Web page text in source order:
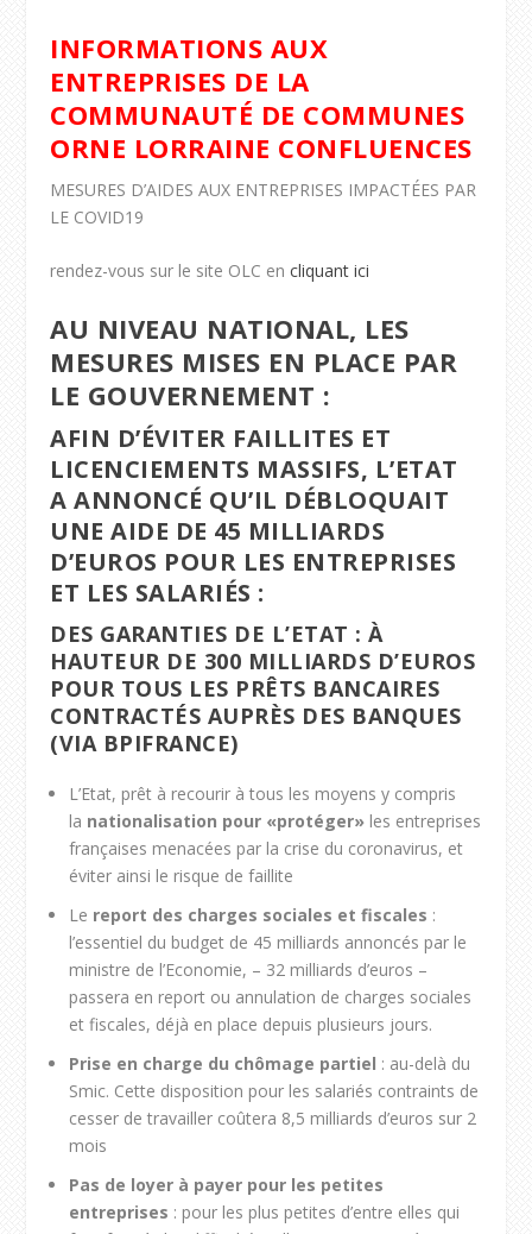
INFORMATIONS AUX
ENTREPRISES DE LA
COMMUNAUTÉ DE COMMUNES
ORNE LORRAINE CONFLUENCES
MESURES D’AIDES AUX ENTREPRISES IMPACTÉES PAR
LE COVID19
rendez-vous sur le site OLC encliquant ici
AU NIVEAU NATIONAL, LES
MESURES MISES EN PLACE PAR
LE GOUVERNEMENT :
AFIN D’ÉVITER FAILLITES ET
LICENCIEMENTS MASSIFS, L’ETAT
A ANNONCÉ QU’IL DÉBLOQUAIT
UNE AIDE DE 45 MILLIARDS
D’EUROS POUR LES ENTREPRISES
ET LES SALARIÉS :
DES GARANTIES DE L’ETAT : À
HAUTEUR DE 300 MILLIARDS D’EUROS
POUR TOUS LES PRÊTS BANCAIRES
CONTRACTÉS AUPRÈS DES BANQUES
(VIA BPIFRANCE)
L’Etat, prêt à recourir à tous les moyens y compris
la nationalisation pour «protéger» les entreprises
françaises menacées par la crise du coronavirus, et
éviter ainsi le risque de faillite
Le report des charges sociales et fiscales :
l’essentiel du budget de 45 milliards annoncés par le
ministre de l’Economie, – 32 milliards d’euros –
passera en report ou annulation de charges sociales
et fiscales, déjà en place depuis plusieurs jours.
Prise en charge du chômage partiel : au-delà du
Smic. Cette disposition pour les salariés contraints de
cesser de travailler coûtera 8,5 milliards d’euros sur 2
mois
Pas de loyer à payer pour les petites
entreprises : pour les plus petites d’entre elles qui